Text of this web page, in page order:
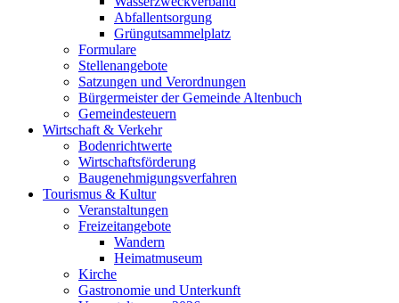
Abfallentsorgung
Grüngutsammelplatz
Formulare
Stellenangebote
Satzungen und Verordnungen
Bürgermeister der Gemeinde Altenbuch
Gemeindesteuern
Wirtschaft & Verkehr
Bodenrichtwerte
Wirtschaftsförderung
Baugenehmigungsverfahren
Tourismus & Kultur
Veranstaltungen
Freizeitangebote
Wandern
Heimatmuseum
Kirche
Gastronomie und Unterkunft